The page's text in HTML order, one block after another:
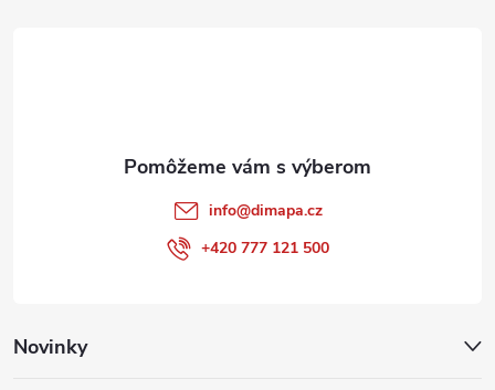
Novinky
info@dimapa.cz
+420 777 121 500